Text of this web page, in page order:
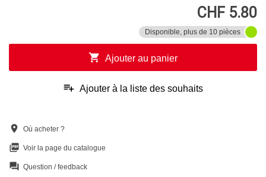
CHF 5.80
Disponible, plus de 10 pièces
shopping_cart Ajouter au panier
playlist_add Ajouter à la liste des souhaits
location_on Où acheter ?
picture_as_pdf Voir la page du catalogue
question_answer Question / feedback